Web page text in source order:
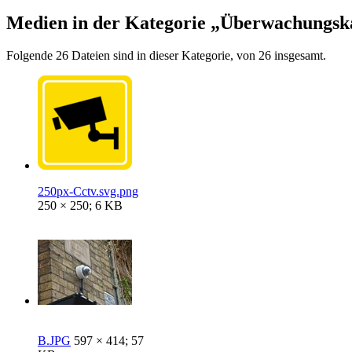
Medien in der Kategorie
Folgende 26 Dateien sind in dieser Kategorie, von 26 insgesamt.
250px-Cctv.svg.png
250 × 250; 6 KB
B.JPG 597 × 414; 57